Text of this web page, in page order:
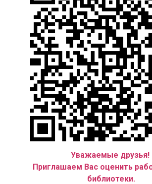
Уважаемые друзья!
Приглашаем Вас оценить
библиотеки.